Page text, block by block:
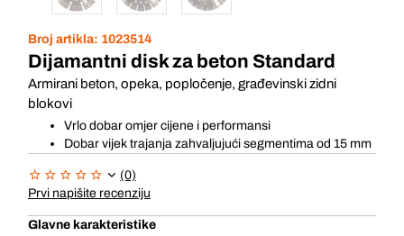
Broj artikla: 1023514
Dijamantni disk za beton Standard
Armirani beton, opeka, popločenje, građevinski zidni
blokovi
Vrlo dobar omjer cijene i performansi
Dobar vijek trajanja zahvaljujući segmentima od 15 mm
(0)
Prvi napišite recenziju
Glavne karakteristike